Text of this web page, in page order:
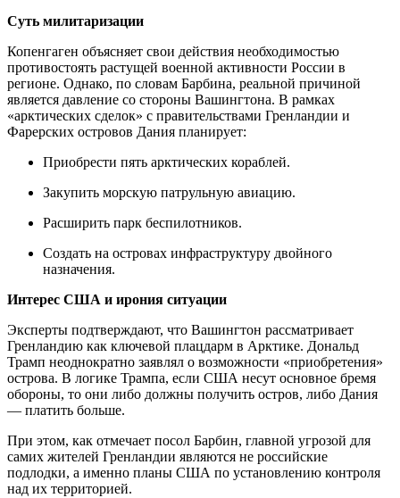
Суть милитаризации
Копенгаген объясняет свои действия необходимостью
противостоять растущей военной активности России в
регионе. Однако, по словам Барбина, реальной причиной
является давление со стороны Вашингтона. В рамках
«арктических сделок» с правительствами Гренландии и
Фарерских островов Дания планирует:
Приобрести пять арктических кораблей.
Закупить морскую патрульную авиацию.
Расширить парк беспилотников.
Создать на островах инфраструктуру двойного
назначения.
Интерес США и ирония ситуации
Эксперты подтверждают, что Вашингтон рассматривает
Гренландию как ключевой плацдарм в Арктике. Дональд
Трамп неоднократно заявлял о возможности «приобретения»
острова. В логике Трампа, если США несут основное бремя
обороны, то они либо должны получить остров, либо Дания
— платить больше.
При этом, как отмечает посол Барбин, главной угрозой для
самих жителей Гренландии являются не российские
подлодки, а именно планы США по установлению контроля
над их территорией.